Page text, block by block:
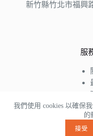
我們使用 cookies 以確保
的
接受
新竹縣竹北市福興
服